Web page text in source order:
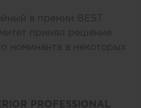
в премии BEST
принял решение
номинанта в некоторых
PROFESSIONAL